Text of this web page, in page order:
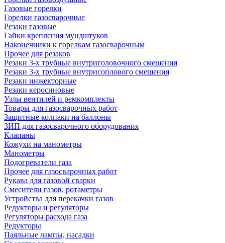
Газовые горелки
Горелки газосварочные
Резаки газовые
Гайки крепления мундштуков
Наконечники к горелкам газосварочным
Прочее для резаков
Резаки 3-х трубные внутриголовочного смешения
Резаки 3-х трубные внутрисоплового смешения
Резаки инжекторные
Резаки керосиновые
Узлы вентилей и ремкомплекты
Товары для газосварочных работ
Защитные колпаки на баллоны
ЗИП для газосварочного оборудования
Клапаны
Кожухи на манометры
Манометры
Подогреватели газа
Прочее для газосварочных работ
Рукава для газовой сварки
Смесители газов, ротаметры
Устройства для перекачки газов
Редукторы и регуляторы
Регуляторы расхода газа
Редукторы
Паяльные лампы, насадки